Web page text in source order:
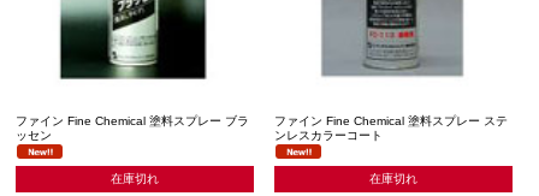
ファイン Fine Chemical 塗料スプレー ブラ
ッセン
在庫切れ
ファイン Fine Chemical 塗料スプレー ステ
ンレスカラーコート
在庫切れ